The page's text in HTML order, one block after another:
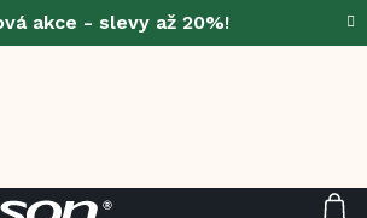
akce - slevy až 20%!